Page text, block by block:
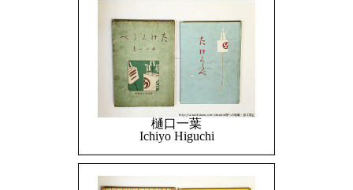
樋口一葉
Ichiyo Higuchi